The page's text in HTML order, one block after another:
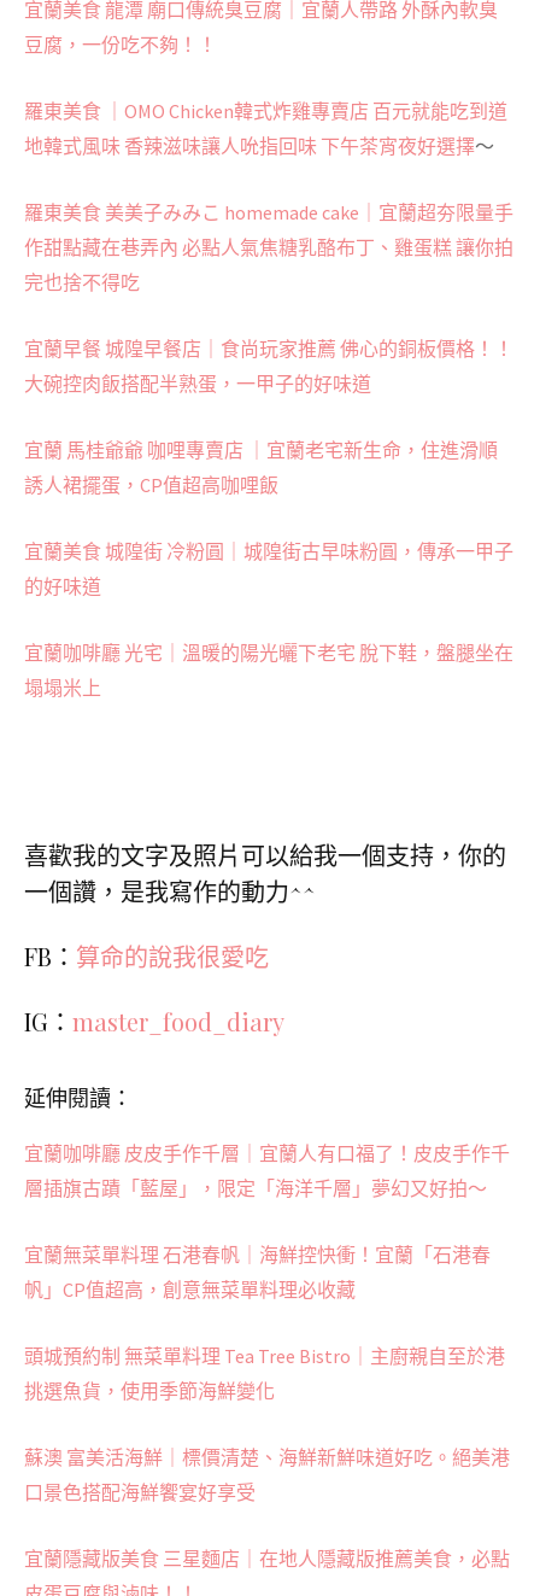
宜蘭美食 龍潭 廟口傳統臭豆腐｜宜蘭人帶路 外酥內軟臭
豆腐，一份吃不夠！！
羅東美食 ｜OMO Chicken韓式炸雞專賣店 百元就能吃到道
地韓式風味 香辣滋味讓人吮指回味 下午茶宵夜好選擇～
羅東美食 美美子みみこ homemade cake｜宜蘭超夯限量手
作甜點藏在巷弄內 必點人氣焦糖乳酪布丁、雞蛋糕 讓你拍
完也捨不得吃
宜蘭早餐 城隍早餐店｜食尚玩家推薦 佛心的銅板價格！！
大碗控肉飯搭配半熟蛋，一甲子的好味道
宜蘭 馬桂爺爺 咖哩專賣店 ｜宜蘭老宅新生命，住進滑順
誘人裙擺蛋，CP值超高咖哩飯
宜蘭美食 城隍街 冷粉圓｜城隍街古早味粉圓，傳承一甲子
的好味道
宜蘭咖啡廳 光宅｜溫暖的陽光曬下老宅 脫下鞋，盤腿坐在
塌塌米上
喜歡我的文字及照片可以給我一個支持，你的
一個讚，是我寫作的動力^^
FB： 算命的說我很愛吃
IG： master_food_diary
延伸閱讀：
宜蘭咖啡廳 皮皮手作千層｜宜蘭人有口福了！皮皮手作千
層插旗古蹟「藍屋」，限定「海洋千層」夢幻又好拍～
宜蘭無菜單料理 石港春帆｜海鮮控快衝！宜蘭「石港春
帆」CP值超高，創意無菜單料理必收藏
頭城預約制 無菜單料理 Tea Tree Bistro｜主廚親自至於港
挑選魚貨，使用季節海鮮變化
蘇澳 富美活海鮮｜標價清楚、海鮮新鮮味道好吃。絕美港
口景色搭配海鮮饗宴好享受
宜蘭隱藏版美食 三星麵店｜在地人隱藏版推薦美食，必點